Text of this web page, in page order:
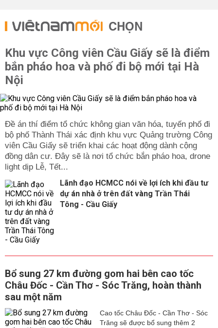
CHỌN
Khu vực Công viên Cầu Giấy sẽ là điểm
bắn pháo hoa và phố đi bộ mới tại Hà
Nội
Đề án thí điểm tổ chức không gian văn hóa, tuyến phố đi
bộ phố Thành Thái xác định khu vực Quảng trường Công
viên Cầu Giấy sẽ triển khai các hoạt động dành cộng
đồng dân cư. Đây sẽ là nơi tổ chức bắn pháo hoa, drone
light dịp Lễ, Tết...
Lãnh đạo HCMCC nói về lợi ích khi đầu tư
dự án nhà ở trên đất vàng Trần Thái
Tông - Cầu Giấy
Bổ sung 27 km đường gom hai bên cao tốc
Châu Đốc - Cần Thơ - Sóc Trăng, hoàn thành
sau một năm
Cao tốc Châu Đốc - Cần Thơ - Sóc
Trăng sẽ được bổ sung thêm 2